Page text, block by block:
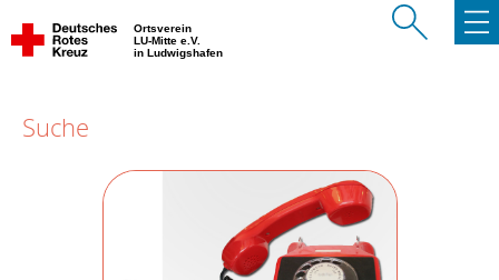
Ortsverein
LU-Mitte e.V.
in Ludwigshafen
Suche